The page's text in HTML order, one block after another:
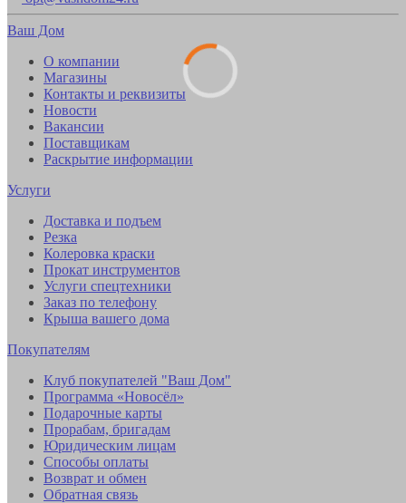
Ваш Дом
О компании
Магазины
Контакты и реквизиты
Новости
Вакансии
Поставщикам
Раскрытие информации
Услуги
Доставка и подъем
Резка
Колеровка краски
Прокат инструментов
Услуги спецтехники
Заказ по телефону
Крыша вашего дома
Покупателям
Клуб покупателей "Ваш Дом"
Программа «Новосёл»
Подарочные карты
Прорабам, бригадам
Юридическим лицам
Способы оплаты
Возврат и обмен
Обратная связь